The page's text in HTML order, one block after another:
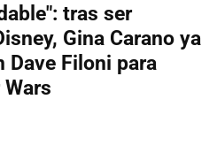
tras ser
Gina Carano ya
Dave Filoni para